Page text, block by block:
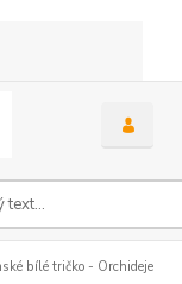
bílé tričko - Orchideje